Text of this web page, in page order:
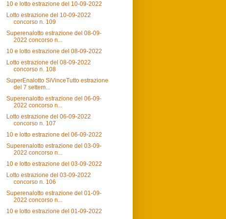
10 e lotto estrazione del 10-09-2022
Lotto estrazione del 10-09-2022
concorso n. 109
Superenalotto estrazione del 08-09-
2022 concorso n...
10 e lotto estrazione del 08-09-2022
Lotto estrazione del 08-09-2022
concorso n. 108
SuperEnalotto SiVinceTutto estrazione
del 7 settem...
Superenalotto estrazione del 06-09-
2022 concorso n...
Lotto estrazione del 06-09-2022
concorso n. 107
10 e lotto estrazione del 06-09-2022
Superenalotto estrazione del 03-09-
2022 concorso n...
10 e lotto estrazione del 03-09-2022
Lotto estrazione del 03-09-2022
concorso n. 106
Superenalotto estrazione del 01-09-
2022 concorso n...
10 e lotto estrazione del 01-09-2022